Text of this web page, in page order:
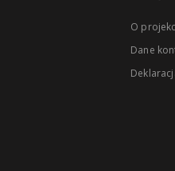
O
Dane